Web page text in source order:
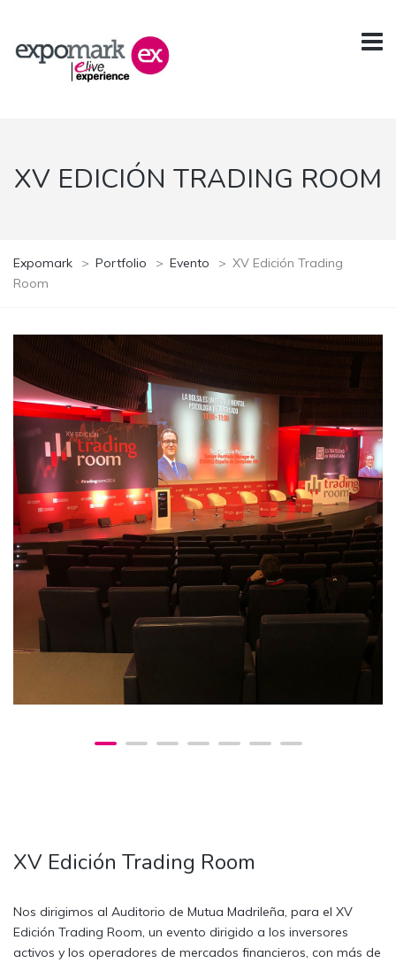
XV EDICIÓN TRADING ROOM
Expomark > Portfolio > Evento > XV Edición Trading
Room
XV Edición Trading Room
Nos dirigimos al Auditorio de Mutua Madrileña, para el XV
Edición Trading Room, un evento dirigido a los inversores
activos y los operadores de mercados financieros, con más de